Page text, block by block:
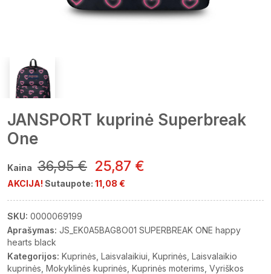
JANSPORT kuprinė Superbreak
One
Kaina 36,95 € 25,87 €
AKCIJA! Sutaupote: 11,08 €
SKU: 0000069199
Aprašymas: JS_EK0A5BAG8O01 SUPERBREAK ONE happy
hearts black
Kategorijos: Kuprinės Laisvalaikiui Kuprinės Laisvalaikio
kuprinės Mokyklinės kuprinės Kuprinės moterims Vyriškos